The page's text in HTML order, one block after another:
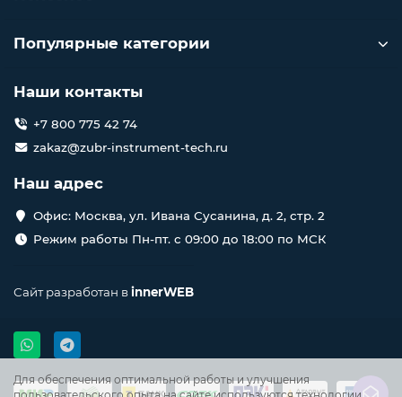
Для обеспечения оптимальной работы и улучшения
Популярные категории
Наши контакты
+7 800 775 42 74
zakaz@zubr-instrument-tech.ru
Наш адрес
Офис: Москва, ул. Ивана Сусанина, д. 2, стр. 2
Режим работы Пн-пт. с 09:00 до 18:00 по МСК
Сайт разработан вinnerWEB